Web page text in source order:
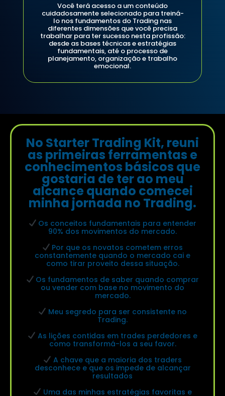
Você terá acesso a um conteúdo
cuidadosamente selecionado para treiná-
lo nos fundamentos do Trading nas
diferentes dimensões que você precisa
trabalhar para ter sucesso nesta profissão:
desde as bases técnicas e estratégias
fundamentais, até o processo de
planejamento, organização e trabalho
emocional.
No Starter Trading Kit, reuni
as primeiras ferramentas e
conhecimentos básicos que
gostaria de ter ao meu
alcance quando comecei
minha jornada no Trading.
Os conceitos fundamentais para entender
90% dos movimentos do mercado.
Por que os novatos cometem erros
constantemente quando o mercado cai e
como tirar proveito dessa situação.
Os fundamentos de saber quando comprar
ou vender com base no movimento do
mercado.
Meu segredo para ser consistente no
Trading.
As lições contidas em trades perdedores e
como transformá-los a seu favor.
A chave que a maioria dos traders
desconhece e que os impede de alcançar
resultados
Uma das minhas estratégias favoritas e